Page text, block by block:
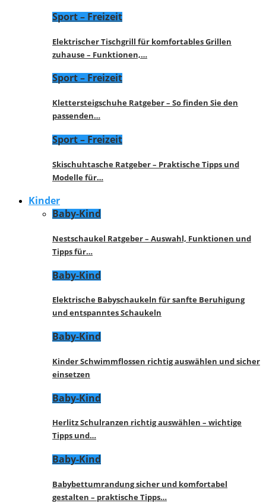
Sport – Freizeit
Elektrischer Tischgrill für komfortables Grillen
zuhause – Funktionen,…
Sport – Freizeit
Klettersteigschuhe Ratgeber – So finden Sie den
passenden…
Sport – Freizeit
Skischuhtasche Ratgeber – Praktische Tipps und
Modelle für…
Kinder
Baby-Kind
Nestschaukel Ratgeber – Auswahl, Funktionen und
Tipps für…
Baby-Kind
Elektrische Babyschaukeln für sanfte Beruhigung
und entspanntes Schaukeln
Baby-Kind
Kinder Schwimmflossen richtig auswählen und sicher
einsetzen
Baby-Kind
Herlitz Schulranzen richtig auswählen – wichtige
Tipps und…
Baby-Kind
Babybettumrandung sicher und komfortabel
gestalten – praktische Tipps…